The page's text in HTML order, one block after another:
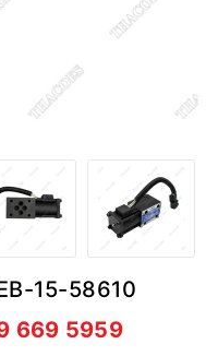
15-58610
669 5959